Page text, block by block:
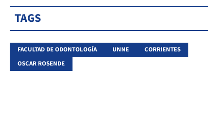
TAGS
FACULTAD DE ODONTOLOGÍA UNNE
CORRIENTES
OSCAR ROSENDE